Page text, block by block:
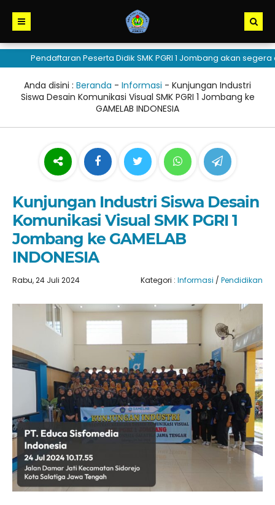
Pendaftaran Peserta Didik SMK PGRI 1 Jombang akan segera
Anda disini : Beranda - Informasi - Kunjungan Industri
Siswa Desain Komunikasi Visual SMK PGRI 1 Jombang ke
GAMELAB INDONESIA
Kunjungan Industri Siswa Desain
Komunikasi Visual SMK PGRI 1
Jombang ke GAMELAB
INDONESIA
Rabu, 24 Juli 2024 Kategori : Informasi / Pendidikan